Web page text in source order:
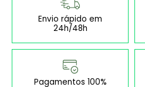
Envio rápido em
24h/48h
Pagamentos 100%